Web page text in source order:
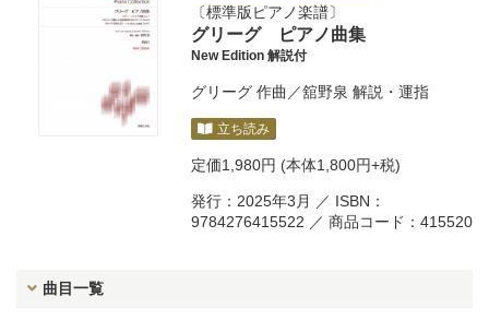
標準版ピアノ楽譜
グリーグ ピアノ曲集
New Edition 解説付
グリーグ 作曲／舘野泉 解説・運指
立ち読み
定価1,980円 (本体1,800円+税)
発行：2025年3月 ／ ISBN：
9784276415522 ／ 商品コード：415520
曲目一覧